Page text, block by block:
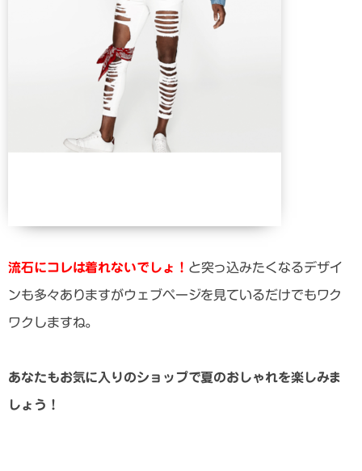
流石にコレは着れないでしょ！ と突っ込みたくなるデザイ
ンも多々ありますがウェブページを見ているだけでもワク
ワクしますね。
あなたもお気に入りのショップで夏のおしゃれを楽しみま
しょう！